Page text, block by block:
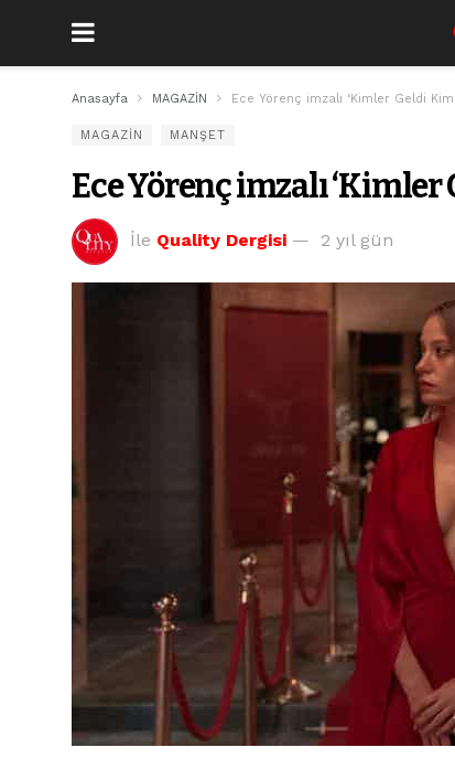
Anasayfa MAGAZİN Ece Yörenç imzalı ‘Kimler Geldi
MAGAZİN MANŞET
Ece Yörenç imzalı
İle Quality Dergisi 2 yıl gün